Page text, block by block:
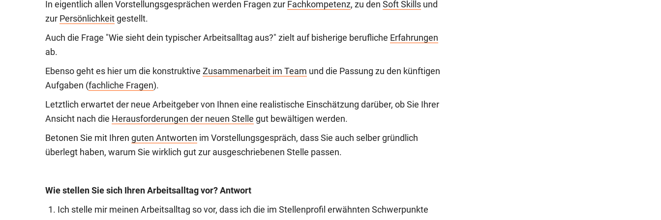
In eigentlich allen Vorstellungsgesprächen werden Fragen zur Fachkompetenz, zu den Soft Skills und
zur Persönlichkeit gestellt.
Auch die Frage "Wie sieht dein typischer Arbeitsalltag aus?" zielt auf bisherige berufliche Erfahrungen
ab.
Ebenso geht es hier um die konstruktive Zusammenarbeit im Team und die Passung zu den künftigen
Aufgaben (fachliche Fragen).
Letztlich erwartet der neue Arbeitgeber von Ihnen eine realistische Einschätzung darüber, ob Sie Ihrer
Ansicht nach die Herausforderungen der neuen Stelle gut bewältigen werden.
Betonen Sie mit Ihren guten Antworten im Vorstellungsgespräch, dass Sie auch selber gründlich
überlegt haben, warum Sie wirklich gut zur ausgeschriebenen Stelle passen.
Wie stellen Sie sich Ihren Arbeitsalltag vor? Antwort
Ich stelle mir meinen Arbeitsalltag so vor, dass ich die im Stellenprofil erwähnten Schwerpunkte